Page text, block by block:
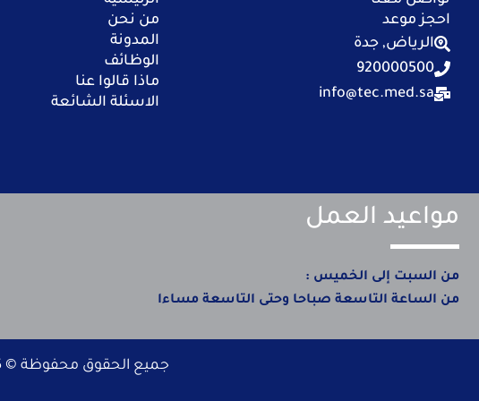
احجز موعد
الرياض, جدة
920000500
info@tec.med.sa
من نحن
المدونة
الوظائف
ماذا قالوا عنا
الاسئلة الشائعة
مواعيد العمل
من السبت إلى الخميس :
من الساعة التاسعة صباحا وحتى التاسعة مساءا
جميع الحقوق محفوظة © 2025 الاستشاريون لطب العيون فرع شركة البصر للخدمات الطبية